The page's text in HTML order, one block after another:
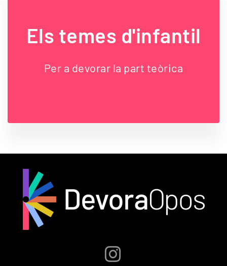
Els temes d'infantil
Per a devorar la part teòrica